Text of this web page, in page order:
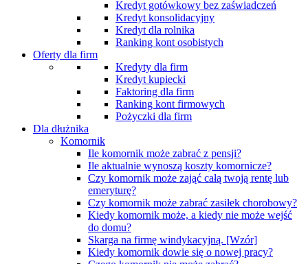
Kredyt gotówkowy bez zaświadczeń
Kredyt konsolidacyjny
Kredyt dla rolnika
Ranking kont osobistych
Oferty dla firm
Kredyty dla firm
Kredyt kupiecki
Faktoring dla firm
Ranking kont firmowych
Pożyczki dla firm
Dla dłużnika
Komornik
Ile komornik może zabrać z pensji?
Ile aktualnie wynoszą koszty komornicze?
Czy komornik może zająć całą twoją rentę lub
emeryturę?
Czy komornik może zabrać zasiłek chorobowy?
Kiedy komornik może, a kiedy nie może wejść
do domu?
Skarga na firmę windykacyjną. [Wzór]
Kiedy komornik dowie się o nowej pracy?